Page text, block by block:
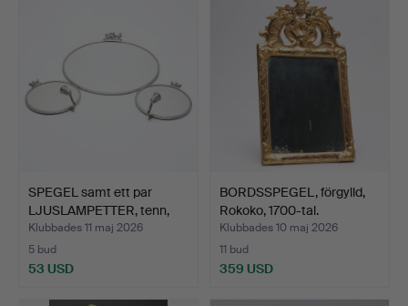
SPEGEL samt ett par
LJUSLAMPETTER, tenn,
S…
Klubbades 11 maj 2026
5 bud
53 USD
BORDSSPEGEL, förgylld,
Rokoko, 1700-tal.
Klubbades 10 maj 2026
11 bud
359 USD